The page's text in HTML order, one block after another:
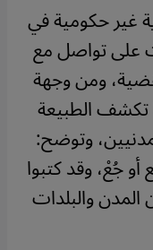
حكومية في
على تواصل مع
ومن وجهة
تكشف الطبيعة
وتوضح:
جُعْ، وقد كتبوا
والبلدات